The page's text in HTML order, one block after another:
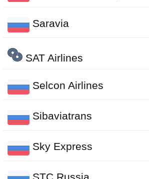
Saravia
SAT Airlines
Selcon Airlines
Sibaviatrans
Sky Express